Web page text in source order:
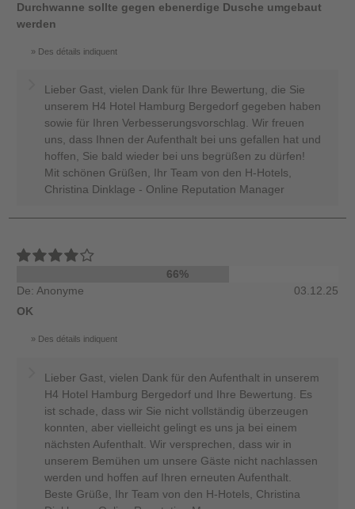
Durchwanne sollte gegen ebenerdige Dusche umgebaut
werden
Des détails indiquent
Lieber Gast, vielen Dank für Ihre Bewertung, die Sie
unserem H4 Hotel Hamburg Bergedorf gegeben haben
sowie für Ihren Verbesserungsvorschlag. Wir freuen
uns, dass Ihnen der Aufenthalt bei uns gefallen hat und
hoffen, Sie bald wieder bei uns begrüßen zu dürfen!
Mit schönen Grüßen, Ihr Team von den H-Hotels,
Christina Dinklage - Online Reputation Manager
66%
De: Anonyme
03.12.25
OK
Des détails indiquent
Lieber Gast, vielen Dank für den Aufenthalt in unserem
H4 Hotel Hamburg Bergedorf und Ihre Bewertung. Es
ist schade, dass wir Sie nicht vollständig überzeugen
konnten, aber vielleicht gelingt es uns ja bei einem
nächsten Aufenthalt. Wir versprechen, dass wir in
unserem Bemühen um unsere Gäste nicht nachlassen
werden und hoffen auf Ihren erneuten Aufenthalt.
Beste Grüße, Ihr Team von den H-Hotels, Christina